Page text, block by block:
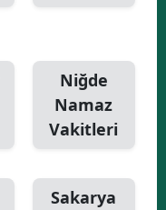
Niğde
Namaz
Vakitleri
Sakarya